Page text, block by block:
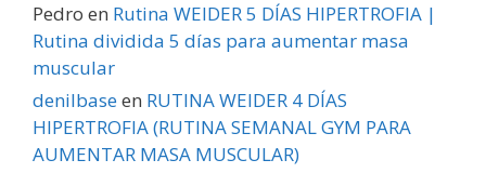
Pedro en Rutina WEIDER 5 DÍAS HIPERTROFIA |
Rutina dividida 5 días para aumentar masa
muscular
denilbaseen RUTINA WEIDER 4 DÍAS
HIPERTROFIA (RUTINA SEMANAL GYM PARA
AUMENTAR MASA MUSCULAR)